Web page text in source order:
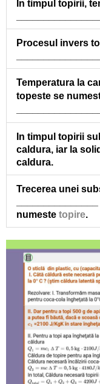
In timpul topirii,
Constantă
Procesul invers
Solidificarea.
Temperatura la
topeste se
Punct de topire.
In timpul topirii
caldura, iar la
caldura.
Absoarbe/Cedează
Trecerea unei
numeste topire.
Solida/Lichidă